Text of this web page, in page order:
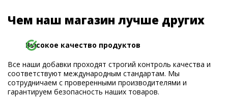
Чем наш магазин лучше других
Высокое качество продуктов
Все наши добавки проходят строгий контроль качества и
соответствуют международным стандартам. Мы
сотрудничаем с проверенными производителями и
гарантируем безопасность наших товаров.